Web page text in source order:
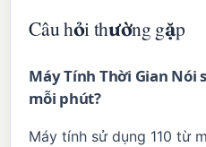
Câu hỏi thường gặp
Máy Tính Thời Gian
mỗi phút?
Máy tính sử dụng 110 từ